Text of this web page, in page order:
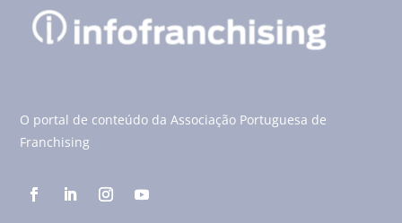
O portal de conteúdo da Associação Portuguesa de
Franchising